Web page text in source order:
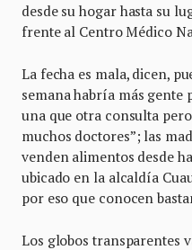
desde su hogar hasta su
frente al Centro Médico
La fecha es mala, dicen,
semana habría más gente
una que otra consulta
muchos doctores”; las
venden alimentos desde
ubicado en la alcaldía
por eso que conocen
Los globos transparentes